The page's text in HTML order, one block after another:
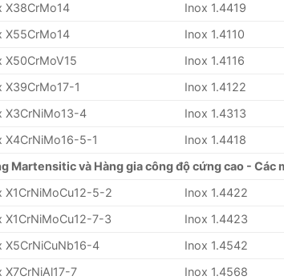
X38CrMo14
Inox 1.4419
X55CrMo14
Inox 1.4110
X50CrMoV15
Inox 1.4116
X39CrMo17-1
Inox 1.4122
X3CrNiMo13-4
Inox 1.4313
X4CrNiMo16-5-1
Inox 1.4418
Martensitic và Hàng gia công độ cứng cao - Các
X1CrNiMoCu12-5-2
Inox 1.4422
X1CrNiMoCu12-7-3
Inox 1.4423
X5CrNiCuNb16-4
Inox 1.4542
X7CrNiAl17-7
Inox 1.4568